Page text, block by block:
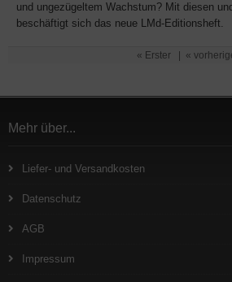
und ungezügeltem Wachstum? Mit diesen
beschäftigt sich das neue LMd-Editionsheft.
« Erster «
Mehr über...
Liefer- und Versandkosten
Datenschutz
AGB
Impressum